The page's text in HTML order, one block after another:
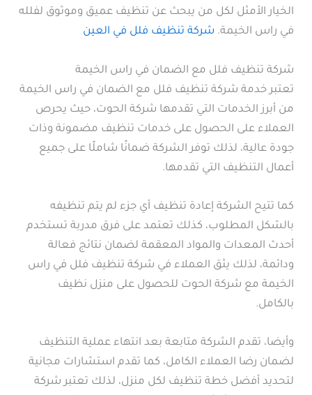
الخيار الأمثل لكل من يبحث عن تنظيف عميق وموثوق لفلله
في راس الخيمة. شركة تنظيف فلل في العين
شركة تنظيف فلل مع الضمان في راس الخيمة
تعتبر خدمة شركة تنظيف فلل مع الضمان في راس الخيمة
من أبرز الخدمات التي تقدمها شركة الحوت، حيث يحرص
العملاء على الحصول على خدمات تنظيف مضمونة وذات
جودة عالية، لذلك توفر الشركة ضمانًا شاملًا على جميع
أعمال التنظيف التي تقدمها.
كما تتيح الشركة إعادة تنظيف أي جزء لم يتم تنظيفه
بالشكل المطلوب، كذلك تعتمد على فرق مدربة تستخدم
أحدث المعدات والمواد المعقمة لضمان نتائج فعالة
ودائمة، لذلك يثق العملاء في شركة تنظيف فلل في راس
الخيمة مع شركة الحوت للحصول على منزل نظيف
بالكامل.
وأيضا، تقدم الشركة متابعة بعد انتهاء عملية التنظيف
لضمان رضا العملاء الكامل، كما تقدم استشارات مجانية
لتحديد أفضل خطة تنظيف لكل منزل، لذلك تعتبر شركة